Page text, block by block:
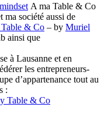
A ma Table & Co
société aussi de
& Co – by Muriel
ainsi que
à Lausanne et en
les entrepreneurs-
d’appartenance tout au
:
Table & Co